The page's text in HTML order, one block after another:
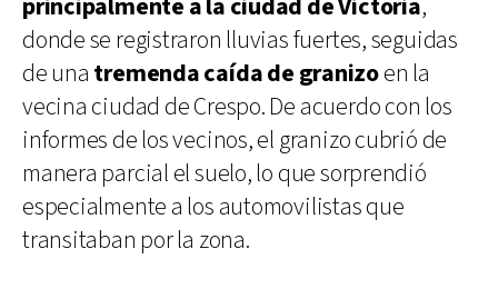
principalmente a la ciudad de Victoria,
donde se registraron lluvias fuertes, seguidas
de una tremenda caída de granizoen la
vecina ciudad de Crespo. De acuerdo con los
informes de los vecinos, el granizo cubrió de
manera parcial el suelo, lo que sorprendió
especialmente a los automovilistas que
transitaban por la zona.